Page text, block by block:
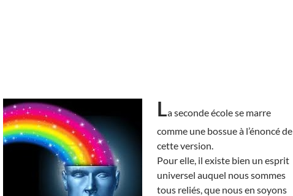
La seconde école se marre
comme une bossue à l’énoncé de
cette version.
Pour elle, il existe bien un esprit
universel auquel nous sommes
tous reliés, que nous en soyons